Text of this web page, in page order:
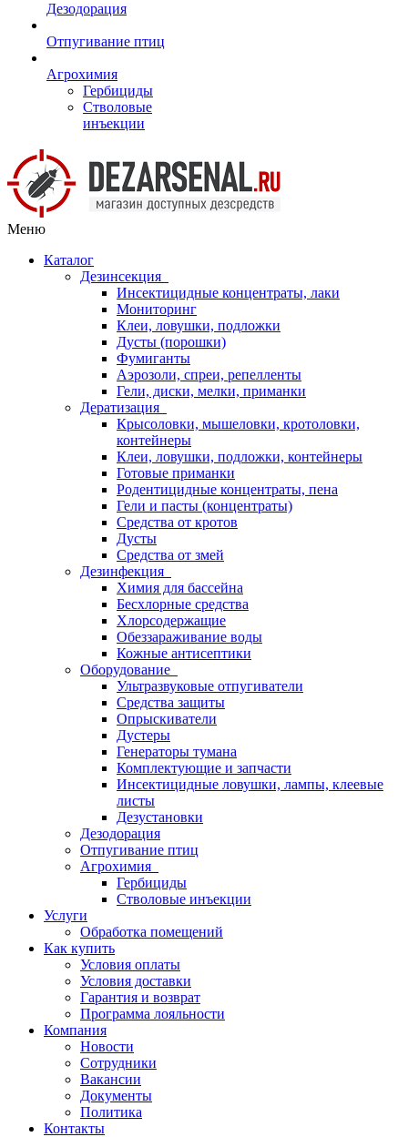
Дезодорация
Отпугивание птиц
Агрохимия
Гербициды
Стволовые
инъекции
Меню
Каталог
Дезинсекция
Инсектицидные концентраты, лаки
Мониторинг
Клеи, ловушки, подложки
Дусты (порошки)
Фумиганты
Аэрозоли, спреи, репелленты
Гели, диски, мелки, приманки
Дератизация
Крысоловки, мышеловки, кротоловки,
контейнеры
Клеи, ловушки, подложки, контейнеры
Готовые приманки
Родентицидные концентраты, пена
Гели и пасты (концентраты)
Средства от кротов
Дусты
Средства от змей
Дезинфекция
Химия для бассейна
Бесхлорные средства
Хлорсодержащие
Обеззараживание воды
Кожные антисептики
Оборудование
Ультразвуковые отпугиватели
Средства защиты
Опрыскиватели
Дустеры
Генераторы тумана
Комплектующие и запчасти
Инсектицидные ловушки, лампы, клеевые
листы
Дезустановки
Дезодорация
Отпугивание птиц
Агрохимия
Гербициды
Стволовые инъекции
Услуги
Обработка помещений
Как купить
Условия оплаты
Условия доставки
Гарантия и возврат
Программа лояльности
Компания
Новости
Сотрудники
Вакансии
Документы
Политика
Контакты